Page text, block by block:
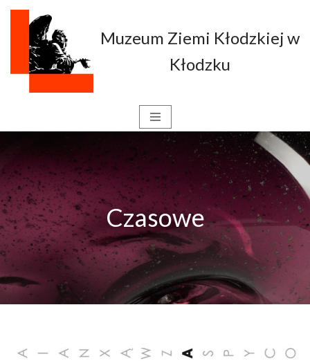
Przejdź
treści
Muzeum Ziemi Kłodzkiej w
Kłodzku
Czasowe